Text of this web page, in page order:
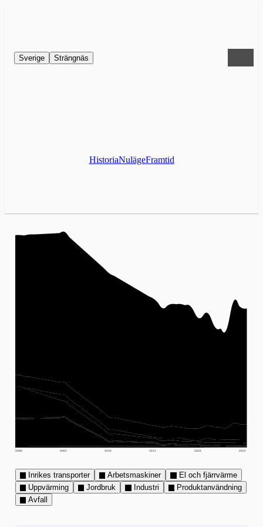
Sverige Strängnäs
HistoriaNulägeFramtid
2000 2005 2010 2015 2020 2025
Inrikes transporter Arbetsmaskiner
El och fjärrvärme
Uppvärming
Jordbruk Industri
Produktanvändning
Avfall